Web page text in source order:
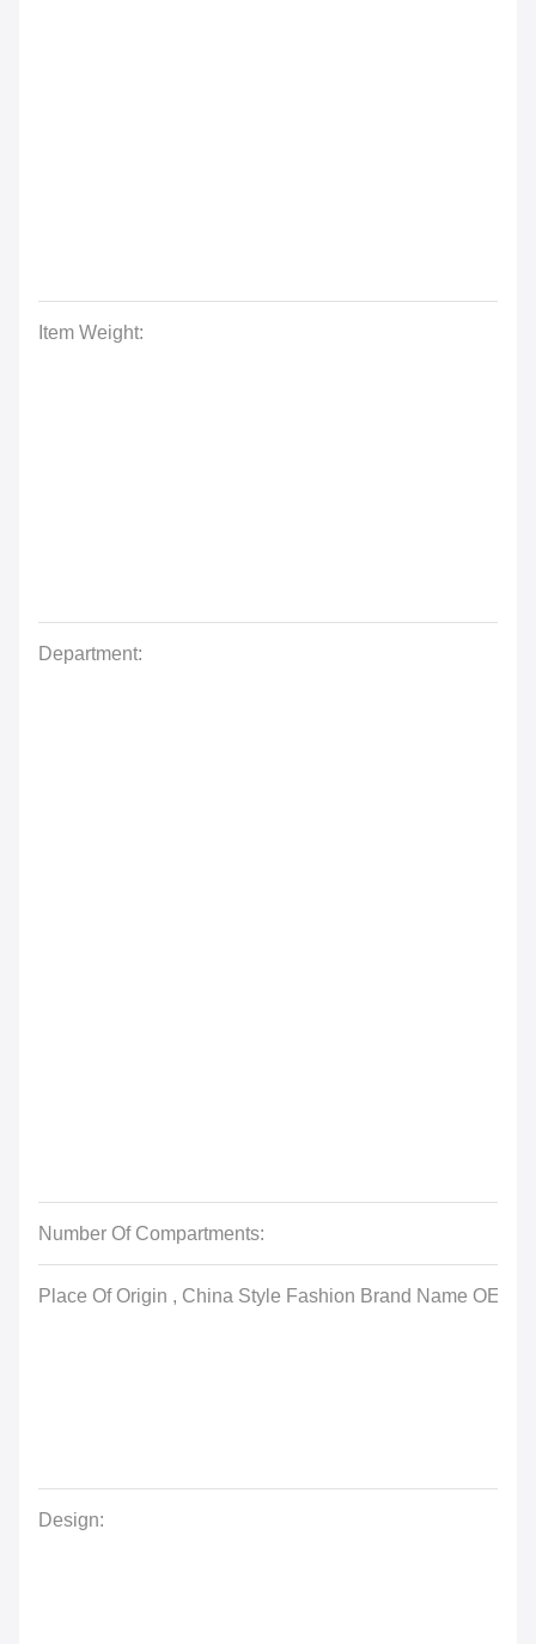
Item Weight:
Department:
Number Of Compartments:
Place Of Origin , China Style Fashion Brand Name
Design: